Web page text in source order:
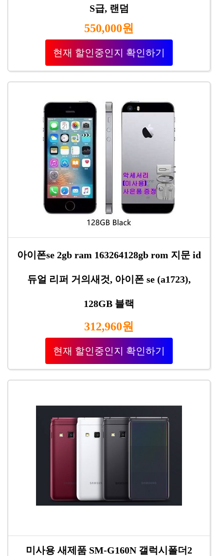
S급, 랜덤
550,000원
현재 할인중인지 확인하기
아이폰se 2gb ram 163264128gb rom 지문 id
듀얼 리퍼 거의새것, 아이폰 se (a1723),
128GB 블랙
312,960원
현재 할인중인지 확인하기
미사용 새제품 SM-G160N 갤럭시폴더2